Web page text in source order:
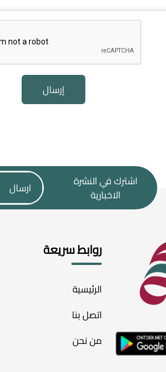
إرسال
اشترك في النشرة
الاخبارية
ارسال
روابط سريعة
الرئيسية
اتصل بنا
من نحن